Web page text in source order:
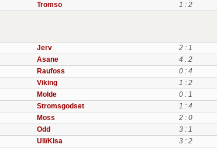
Tromso 1 : 2
Jerv
2 : 1
Asane
4 : 2
Raufoss
0 : 4
Viking
1 : 2
Molde
0 : 1
Stromsgodset
1 : 4
Moss
2 : 0
Odd
3 : 1
Ull/Kisa
3 : 2